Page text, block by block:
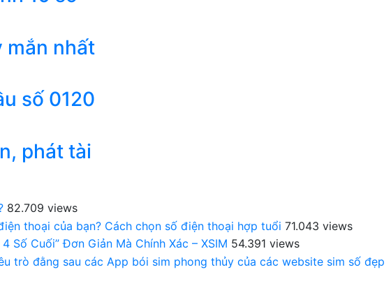
mắn nhất
số 0120
phát tài
82.709 views
thoại của bạn? Cách chọn số điện thoại hợp tuổi 71.043 views
Số Cuối” Đơn Giản Mà Chính Xác – XSIM 54.391 views
trò đằng sau các App bói sim phong thủy của các website sim số đẹp